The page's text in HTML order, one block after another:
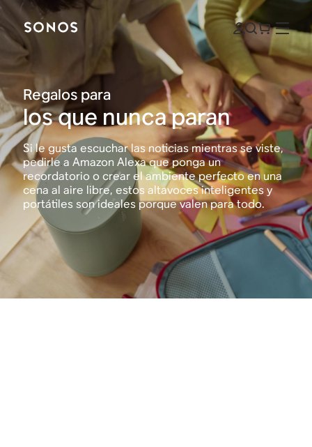
Regalos para
los que nunca paran
Si le gusta escuchar las noticias mientras se viste,
pedirle a Amazon Alexa que ponga un
recordatorio o crear el ambiente perfecto en una
cena al aire libre, estos altavoces inteligentes y
portátiles son ideales porque valen para todo.